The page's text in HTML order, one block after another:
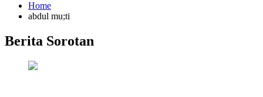
Home
abdul mu;ti
Berita Sorotan